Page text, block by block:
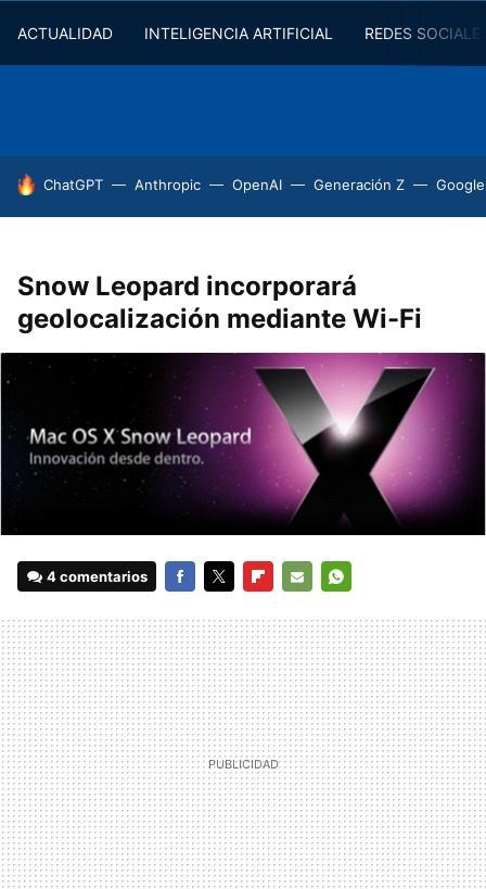
ACTUALIDAD INTELIGENCIA ARTIFICIAL REDES
HOY SE HABLA DE
ChatGPT Anthropic OpenAI Generación Z
Snow Leopard incorporará
geolocalización mediante Wi-Fi
4 comentarios
MAIL